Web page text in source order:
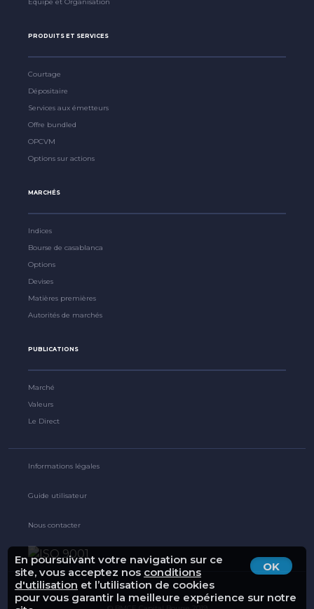
OK
En poursuivant votre navigation sur ce
site, vous acceptez nos conditions
d'utilisation et l’utilisation de cookies
pour vous garantir la meilleure expérience sur notre
Equipe et Organisation
PRODUITS ET SERVICES
Courtage
Dépositaire
Services aux émetteurs
Offre bundled
OPCVM
Options sur actions
MARCHÉS
Indices
Bourse de casablanca
Options
Devises
Matières premières
Autorités de marchés
PUBLICATIONS
Marché
Valeurs
Le Direct
Informations légales
Guide utilisateur
Nous contacter